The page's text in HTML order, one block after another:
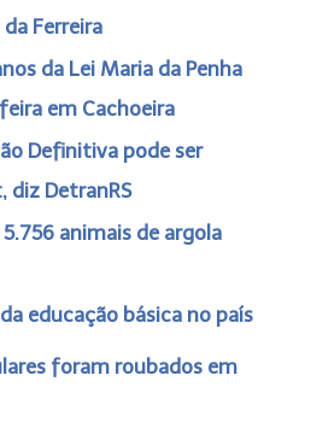
Ferreira
da Lei Maria da Penha
em Cachoeira
Definitiva pode ser
diz DetranRS
animais de argola
educação básica no país
foram roubados em